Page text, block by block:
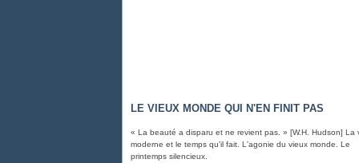
LE VIEUX MONDE QUI N'EN FINIT PAS
« La beauté a disparu et ne revient pas. » [W.H. Hudson] La
moderne et le temps qu'il fait. L'agonie du vieux monde. Le
printemps silencieux.